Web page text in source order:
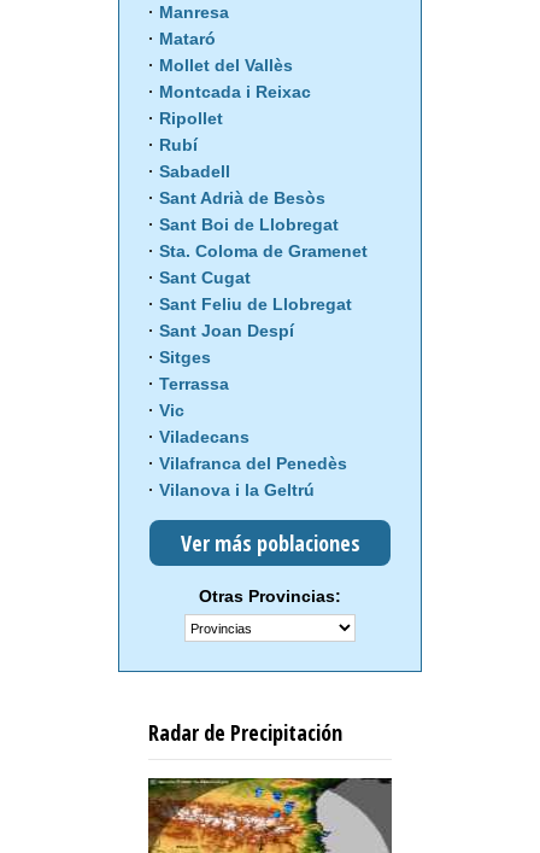
Manresa
Mataró
Mollet del Vallès
Montcada i Reixac
Ripollet
Rubí
Sabadell
Sant Adrià de Besòs
Sant Boi de Llobregat
Sta. Coloma de Gramenet
Sant Cugat
Sant Feliu de Llobregat
Sant Joan Despí
Sitges
Terrassa
Vic
Viladecans
Vilafranca del Penedès
Vilanova i la Geltrú
Ver más poblaciones
Otras Provincias:
Radar de Precipitación